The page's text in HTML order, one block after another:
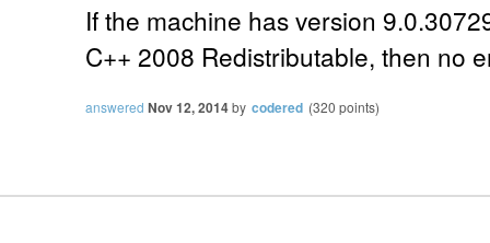
If the machine has version
C++ 2008 Redistributable, then no
answered Nov 12, 2014by codered (320 points)